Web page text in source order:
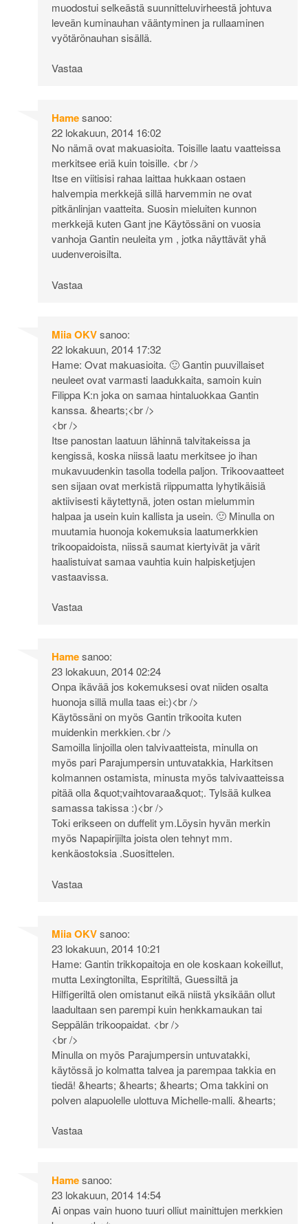
muodostui selkeästä suunnitteluvirheestä johtuva
leveän kuminauhan vääntyminen ja rullaaminen
vyötärönauhan sisällä.
Vastaa
Hamesanoo:
22 lokakuun, 2014 16:02
No nämä ovat makuasioita. Toisille laatu vaatteissa
merkitsee eriä kuin toisille. <br />
Itse en viitisisi rahaa laittaa hukkaan ostaen
halvempia merkkejä sillä harvemmin ne ovat
pitkänlinjan vaatteita. Suosin mieluiten kunnon
merkkejä kuten Gant jne Käytössäni on vuosia
vanhoja Gantin neuleita ym , jotka näyttävät yhä
uudenveroisilta.
Vastaa
Miia OKVsanoo:
22 lokakuun, 2014 17:32
Hame: Ovat makuasioita. 🙂 Gantin puuvillaiset
neuleet ovat varmasti laadukkaita, samoin kuin
Filippa K:n joka on samaa hintaluokkaa Gantin
kanssa. &hearts;<br />
<br />
Itse panostan laatuun lähinnä talvitakeissa ja
kengissä, koska niissä laatu merkitsee jo ihan
mukavuudenkin tasolla todella paljon. Trikoovaatteet
sen sijaan ovat merkistä riippumatta lyhytikäisiä
aktiivisesti käytettynä, joten ostan mielummin
halpaa ja usein kuin kallista ja usein. 🙂 Minulla on
muutamia huonoja kokemuksia laatumerkkien
trikoopaidoista, niissä saumat kiertyivät ja värit
haalistuivat samaa vauhtia kuin halpisketjujen
vastaavissa.
Vastaa
Hamesanoo:
23 lokakuun, 2014 02:24
Onpa ikävää jos kokemuksesi ovat niiden osalta
huonoja sillä mulla taas ei:)<br />
Käytössäni on myös Gantin trikooita kuten
muidenkin merkkien.<br />
Samoilla linjoilla olen talvivaatteista, minulla on
myös pari Parajumpersin untuvatakkia, Harkitsen
kolmannen ostamista, minusta myös talvivaatteissa
pitää olla &quot;vaihtovaraa&quot;. Tylsää kulkea
samassa takissa :)<br />
Toki erikseen on duffelit ym.Löysin hyvän merkin
myös Napapirijilta joista olen tehnyt mm.
kenkäostoksia .Suosittelen.
Vastaa
Miia OKVsanoo:
23 lokakuun, 2014 10:21
Hame: Gantin trikkopaitoja en ole koskaan kokeillut,
mutta Lexingtonilta, Espritiltä, Guessiltä ja
Hilfigeriltä olen omistanut eikä niistä yksikään ollut
laadultaan sen parempi kuin henkkamaukan tai
Seppälän trikoopaidat. <br />
<br />
Minulla on myös Parajumpersin untuvatakki,
käytössä jo kolmatta talvea ja parempaa takkia en
tiedä! &hearts; &hearts; &hearts; Oma takkini on
polven alapuolelle ulottuva Michelle-malli. &hearts;
Vastaa
Hamesanoo:
23 lokakuun, 2014 14:54
Ai onpas vain huono tuuri olliut mainittujen merkkien